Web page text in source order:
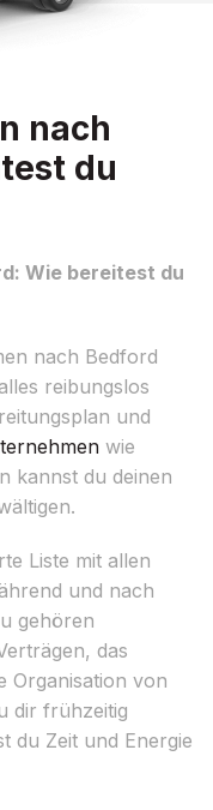
nach
du
Wie bereitest du
nach Bedford
reibungslos
und
wie
kannst du deinen
Liste mit allen
und nach
gehören
das
Organisation von
dir frühzeitig
du Zeit und Energie